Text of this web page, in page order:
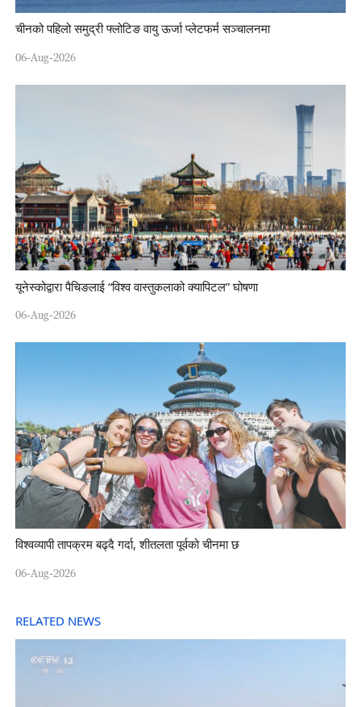
चीनको पहिलो समुद्री फ्लोटिङ वायु ऊर्जा प्लेटफर्म सञ्चालनमा
06-Aug-2026
यूनेस्कोद्वारा पैचिङलाई “विश्व वास्तुकलाको क्यापिटल” घोषणा
06-Aug-2026
विश्वव्यापी तापक्रम बढ्दै गर्दा, शीतलता पूर्वको चीनमा छ
06-Aug-2026
RELATED NEWS